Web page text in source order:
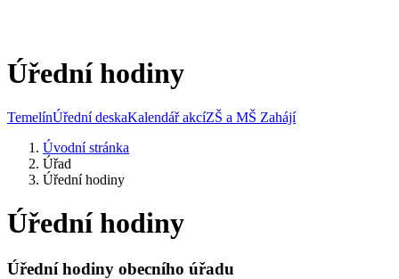
Úřední hodiny
TemelínÚřední deskaKalendář akcíZŠ a MŠ Zahájí
Úvodní stránka
Úřad
Úřední hodiny
Úřední hodiny
Úřední hodiny obecního úřadu